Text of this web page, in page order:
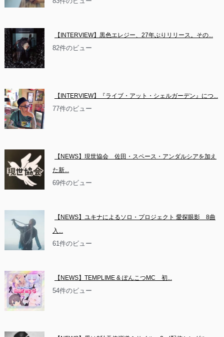
【INTERVIEW】黒色エレジー、27年ぶりリリース。その...
82件のビュー
【INTERVIEW】『ライブ・アット・シェルガーデン』につ...
77件のビュー
【NEWS】現世協会　佐田・スペース・アンダルシアを加え
た新...
69件のビュー
【NEWS】ユキナによるソロ・プロジェクト 愛探眼影　8曲
入...
61件のビュー
【NEWS】TEMPLIME & ぽんこつMC　初...
54件のビュー